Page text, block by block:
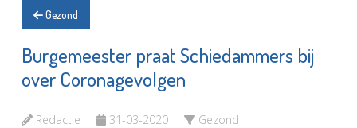
Gezond
Burgemeester praat Schiedammers bij
over Coronagevolgen
Redactie 31-03-2020 Gezond